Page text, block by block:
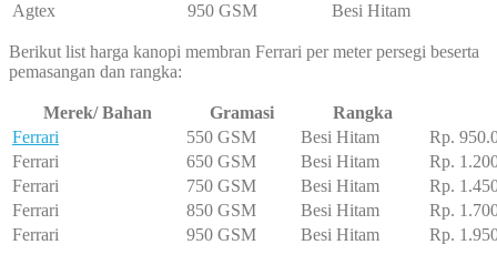
Agtex
950 GSM Besi Hitam
Berikut list harga kanopi membran Ferrari per meter persegi beserta
pemasangan dan rangka:
Merek/ Bahan Gramasi
Rangka
Ferrari
550 GSM Besi Hitam
Rp.
Ferrari
650 GSM Besi Hitam
Rp.
Ferrari
750 GSM Besi Hitam
Rp.
Ferrari
850 GSM Besi Hitam
Rp.
Ferrari
950 GSM Besi Hitam Rp.